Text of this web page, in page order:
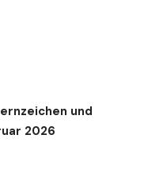
und
2026